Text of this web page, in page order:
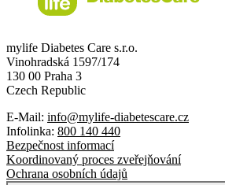
mylife Diabetes Care s.r.o.
Vinohradská 1597/174
130 00 Praha 3
Czech Republic
E-Mail: info@mylife-diabetescare.cz
Infolinka: 800 140 440
Bezpečnost informací
Koordinovaný proces zveřejňování
Ochrana osobních údajů